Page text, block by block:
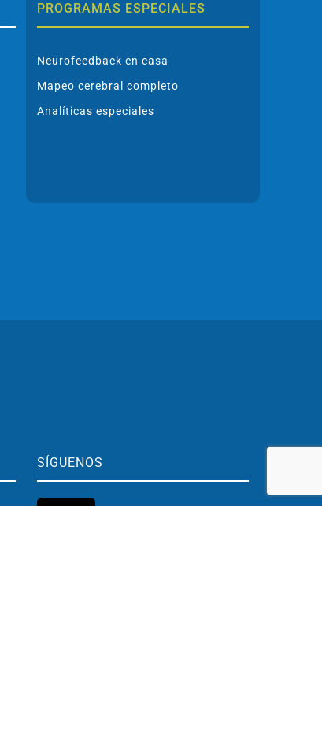
PROGRAMAS ESPECIALES
Neurofeedback en casa
Mapeo cerebral completo
Analíticas especiales
SÍGUENOS